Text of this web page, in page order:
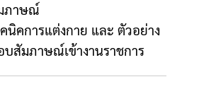
ภาษณ์
นิคการแต่งกาย และ ตัวอย่าง
สัมภาษณ์เข้างานราชการ